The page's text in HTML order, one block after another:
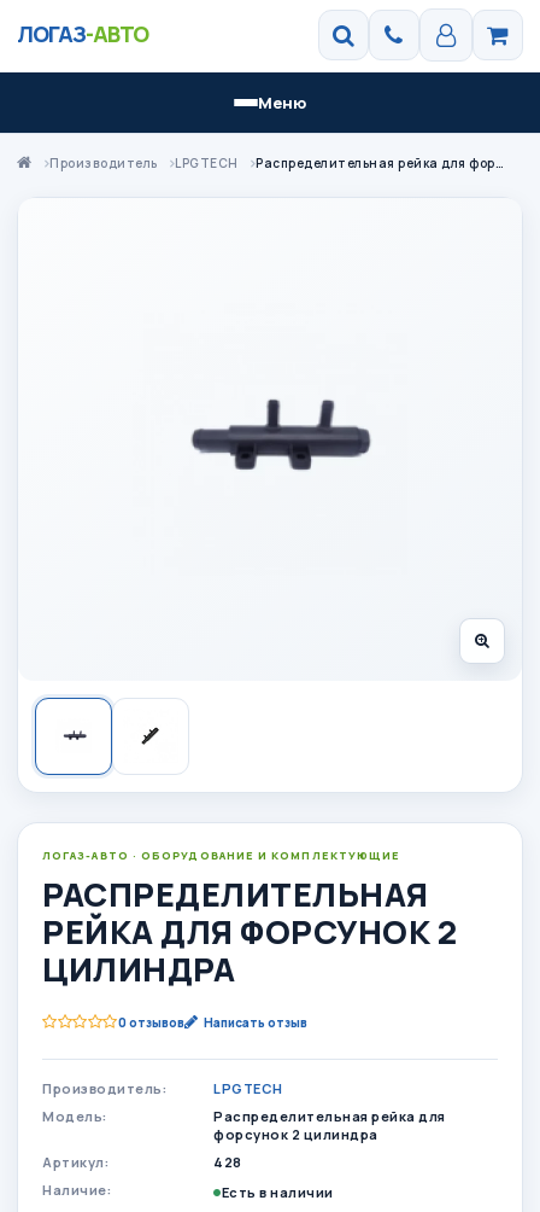
ЛОГАЗ-АВТО
Меню
Производитель LPGTECH Распределительная рейка для форсунок 2 цилиндра
ЛОГАЗ-АВТО · ОБОРУДОВАНИЕ И КОМПЛЕКТУЮЩИЕ
РАСПРЕДЕЛИТЕЛЬНАЯ
РЕЙКА ДЛЯ ФОРСУНОК 2
ЦИЛИНДРА
0 отзывов Написать отзыв
Производитель:
LPGTECH
Модель:
Распределительная рейка для
форсунок 2 цилиндра
Артикул:
428
Наличие:
Есть в наличии